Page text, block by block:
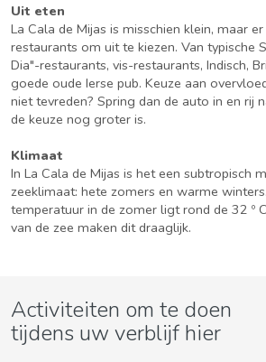
Uit eten
La Cala de Mijas is misschien klein, maar
restaurants om uit te kiezen. Van typische
Dia"-restaurants, vis-restaurants, Indisch,
goede oude Ierse pub. Keuze aan
niet tevreden? Spring dan de auto in en rij
de keuze nog groter is.
Klimaat
In La Cala de Mijas is het een subtropisch
zeeklimaat: hete zomers en warme
temperatuur in de zomer ligt rond de 32 º
van de zee maken dit draaglijk.
Activiteiten om te doen
tijdens uw verblijf hier